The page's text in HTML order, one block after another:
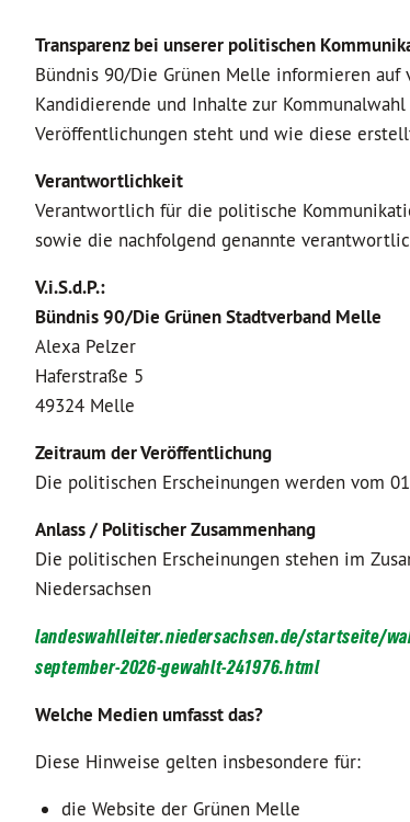
Transparenz bei unserer politischen
Bündnis 90/Die Grünen Melle informieren auf
Kandidierende und Inhalte zur
Veröffentlichungen steht und wie diese
Verantwortlichkeit
Verantwortlich für die politische
sowie die nachfolgend genannte
V.i.S.d.P.:
Bündnis 90/Die Grünen Stadtverband Melle
Alexa Pelzer
Haferstraße 5
49324 Melle
Zeitraum der Veröffentlichung
Die politischen Erscheinungen werden vom
Anlass / Politischer Zusammenhang
Die politischen Erscheinungen stehen im
Niedersachsen
landeswahlleiter.niedersachsen.de/startseite/
september-2026-gewahlt-241976.html
Welche Medien umfasst das?
Diese Hinweise gelten insbesondere für:
die Website der Grünen Melle